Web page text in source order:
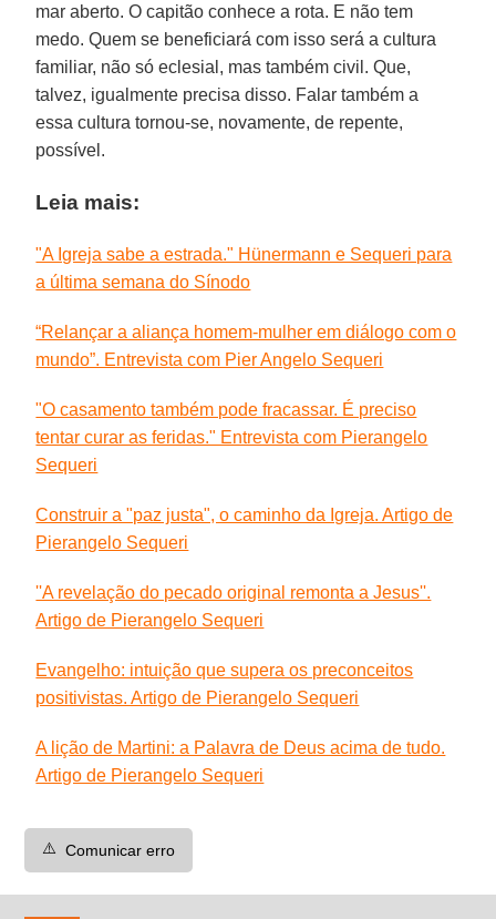
mar aberto. O capitão conhece a rota. E não tem
medo. Quem se beneficiará com isso será a cultura
familiar, não só eclesial, mas também civil. Que,
talvez, igualmente precisa disso. Falar também a
essa cultura tornou-se, novamente, de repente,
possível.
Leia mais:
"A Igreja sabe a estrada." Hünermann e Sequeri para
a última semana do Sínodo
“Relançar a aliança homem-mulher em diálogo com o
mundo”. Entrevista com Pier Angelo Sequeri
"O casamento também pode fracassar. É preciso
tentar curar as feridas." Entrevista com Pierangelo
Sequeri
Construir a "paz justa", o caminho da Igreja. Artigo de
Pierangelo Sequeri
''A revelação do pecado original remonta a Jesus''.
Artigo de Pierangelo Sequeri
Evangelho: intuição que supera os preconceitos
positivistas. Artigo de Pierangelo Sequeri
A lição de Martini: a Palavra de Deus acima de tudo.
Artigo de Pierangelo Sequeri
⚠️ Comunicar erro